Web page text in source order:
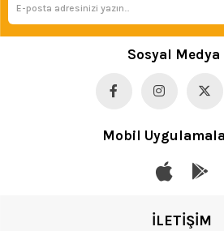
Sosyal Medya
Mobil
İLETİŞİM